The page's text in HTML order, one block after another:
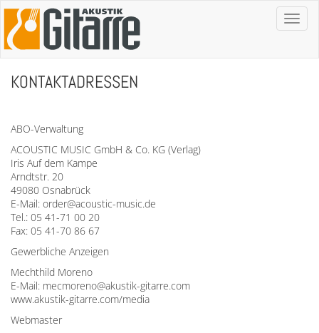
Toggle
KONTAKTADRESSEN
ABO-Verwaltung
ACOUSTIC MUSIC GmbH & Co. KG (Verlag)
Iris Auf dem Kampe
Arndtstr. 20
49080 Osnabrück
E-Mail: order@acoustic-music.de
Tel.: 05 41-71 00 20
Fax: 05 41-70 86 67
Gewerbliche Anzeigen
Mechthild Moreno
E-Mail: mecmoreno@akustik-gitarre.com
www.akustik-gitarre.com/media
Webmaster